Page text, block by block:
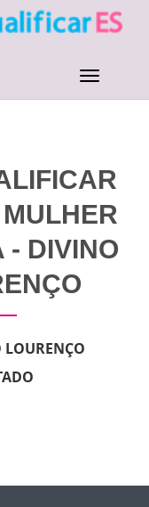
- DIVINO
LOURENÇO